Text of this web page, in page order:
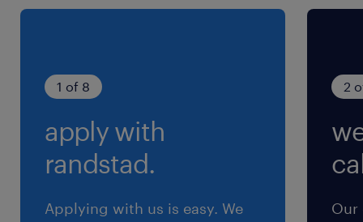
AWS（EC2, Lambda, S3, RDS, API Gateway,
・ServiceNow, Jira, Remedy等のITSMツールに
関する深い知識（ServiceNow管理・スクリプト
経験歓迎）
・DataDog, Dynatrace, Nagios, New Relic,
Splunk, Zabbix等の監視システムに関する理解
1 of 8
apply with
randstad.
Applying with us is easy. We
2
Our